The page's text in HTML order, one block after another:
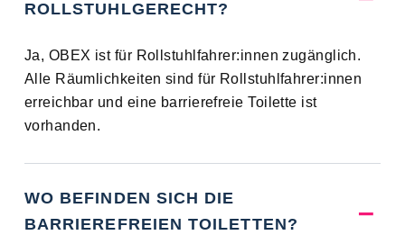
ROLLSTUHLGERECHT?
Ja, OBEX ist für Rollstuhlfahrer:innen zugänglich.
Alle Räumlichkeiten sind für Rollstuhlfahrer:innen
erreichbar und eine barrierefreie Toilette ist
vorhanden.
WO BEFINDEN SICH DIE
BARRIEREFREIEN TOILETTEN?